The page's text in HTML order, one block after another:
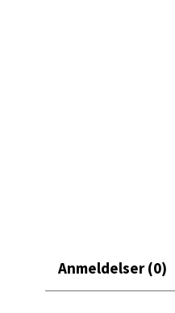
Anmeldelser (0)